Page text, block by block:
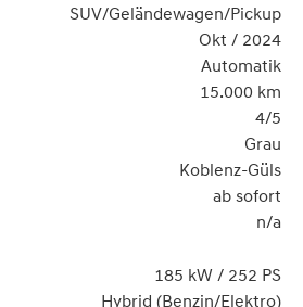
SUV/Geländewagen/Pickup
Okt / 2024
Automatik
15.000 km
4/5
Grau
Koblenz-Güls
ab sofort
n/a
185 kW / 252 PS
Hybrid (Benzin/Elektro)